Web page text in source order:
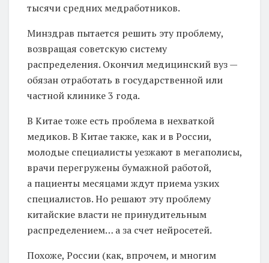
тысячи средних медработников.
Минздрав пытается решить эту проблему,
возвращая советскую систему
распределения. Окончил медицинский вуз —
обязан отработать в государственной или
частной клинике 3 года.
В Китае тоже есть проблема в нехваткой
медиков. В Китае также, как и в России,
молодые специалисты уезжают в мегаполисы,
врачи перегружены бумажной работой,
а пациенты месяцами ждут приема узких
специалистов. Но решают эту проблему
китайские власти не принудительным
распределением… а за счет нейросетей.
Похоже, России (как, впрочем, и многим